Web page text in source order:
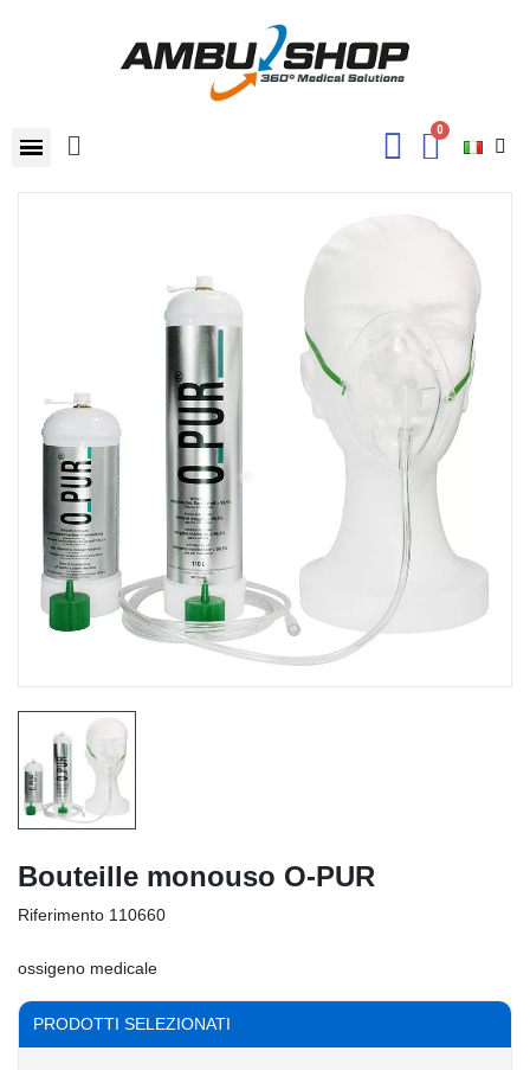
Bouteille monouso O-PUR
Riferimento 110660
ossigeno medicale
PRODOTTI SELEZIONATI